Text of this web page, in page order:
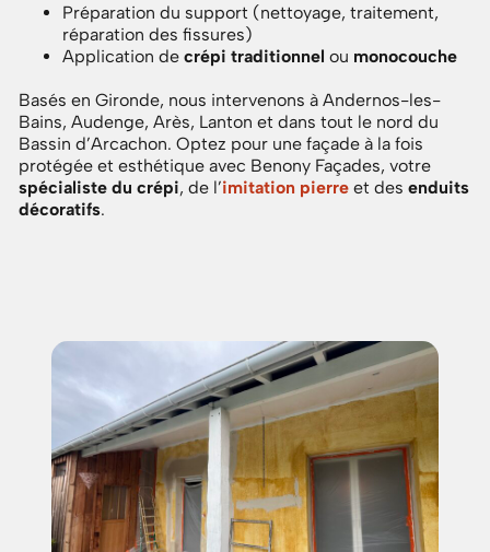
Préparation du support (nettoyage, traitement,
réparation des fissures)
Application de crépi traditionnel ou monocouche
Basés en Gironde, nous intervenons à Andernos-les-
Bains, Audenge, Arès, Lanton et dans tout le nord du
Bassin d’Arcachon. Optez pour une façade à la fois
protégée et esthétique avec Benony Façades, votre
spécialiste du crépi, de l’imitation pierre et des enduits
décoratifs.